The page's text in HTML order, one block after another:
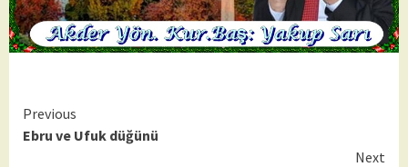
Continue
Reading
Previous
Ebru ve Ufuk düğünü
Next